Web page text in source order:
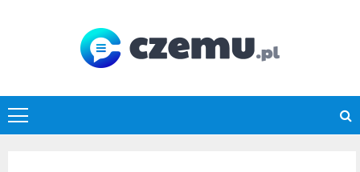
czemu.pl